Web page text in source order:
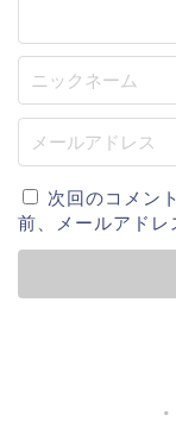
次回のコメン
前、メールアドレ